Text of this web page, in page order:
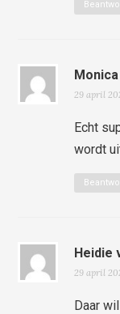
Monica
29 april
Echt
wordt
Heidie
29 april
Daar